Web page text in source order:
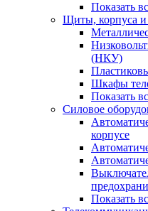
Показать
Щиты, корпуса
(НКУ)
Шкафы
Показать
Силовое
корпусе
Показать